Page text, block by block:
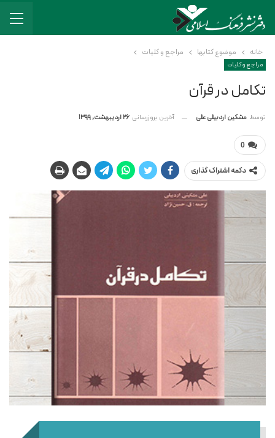
خانه موضوع کتابها مراجع و کلیات
مراجع و کلیات
تکامل در قرآن
توسط مشکین اردبیلی علی آخرین بروزرسانی 26 اردیبهشت, 1399
0
دکمه اشتراک گذاری